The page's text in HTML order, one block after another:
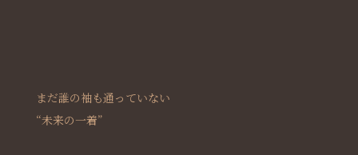
まだ誰の袖も通っていない
“未来の一着”